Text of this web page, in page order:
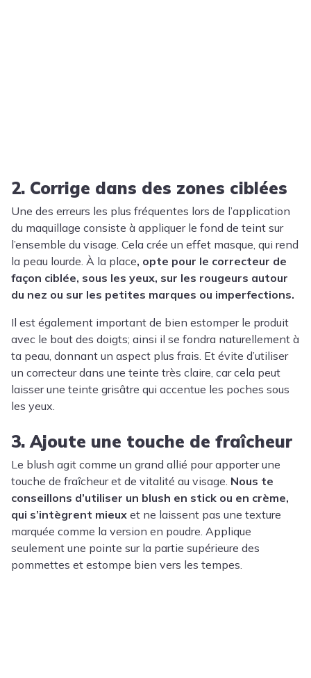
2. Corrige dans des zones ciblées
Une des erreurs les plus fréquentes lors de l’application
du maquillage consiste à appliquer le fond de teint sur
l’ensemble du visage. Cela crée un effet masque, qui rend
la peau lourde. À la place, opte pour le correcteur de
façon ciblée, sous les yeux, sur les rougeurs autour
du nez ou sur les petites marques ou imperfections.
Il est également important de bien estomper le produit
avec le bout des doigts; ainsi il se fondra naturellement à
ta peau, donnant un aspect plus frais. Et évite d’utiliser
un correcteur dans une teinte très claire, car cela peut
laisser une teinte grisâtre qui accentue les poches sous
les yeux.
3. Ajoute une touche de fraîcheur
Le blush agit comme un grand allié pour apporter une
touche de fraîcheur et de vitalité au visage. Nous te
conseillons d’utiliser un blush en stick ou en crème,
qui s’intègrent mieux et ne laissent pas une texture
marquée comme la version en poudre. Applique
seulement une pointe sur la partie supérieure des
pommettes et estompe bien vers les tempes.